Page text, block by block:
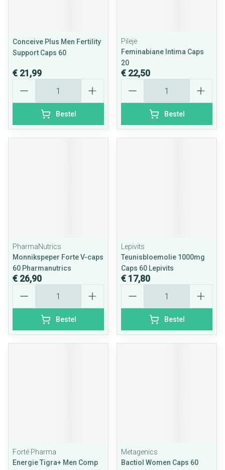
Conceive Plus Men Fertility
Support Caps 60
€ 21,99
Bestel
Pileje
Feminabiane Intima Caps
20
€ 22,50
Bestel
PharmaNutrics
Monnikspeper Forte V-caps
60 Pharmanutrics
€ 26,90
Bestel
Lepivits
Teunisbloemolie 1000mg
Caps 60 Lepivits
€ 17,80
Bestel
Forté Pharma
Energie Tigra+ Men Comp
Metagenics
Bactiol Women Caps 60